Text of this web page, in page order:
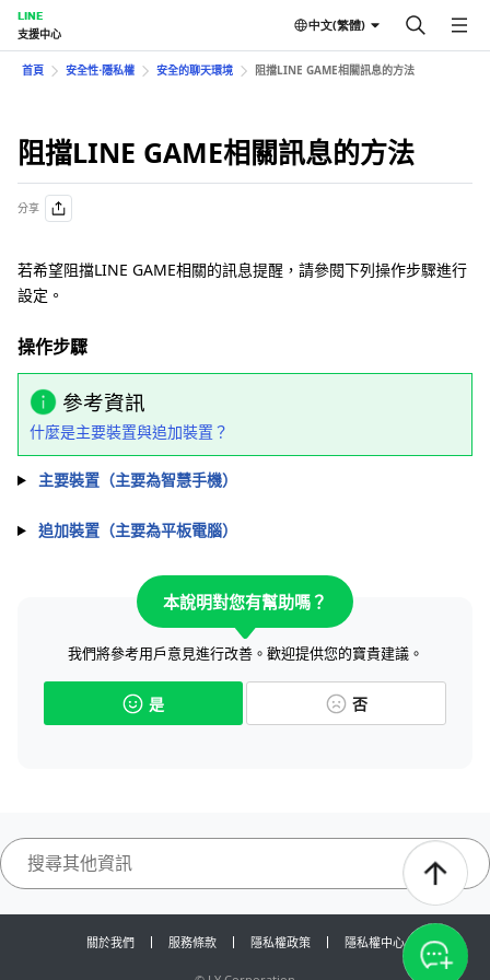
LINE
支援中心
中文(繁體)
首頁 安全性⋅隱私權 安全的聊天環境 阻擋LINE GAME相關訊息的方法
阻擋LINE GAME相關訊息的方法
分享
若希望阻擋LINE GAME相關的訊息提醒，請參閱下列操作步驟進行
設定。
操作步驟
參考資訊
什麼是主要裝置與追加裝置？
主要裝置（主要為智慧手機）
追加裝置（主要為平板電腦）
本說明對您有幫助嗎？
我們將參考用戶意見進行改善。歡迎提供您的寶貴建議。
是 否
關於我們 服務條款 隱私權政策 隱私權中心